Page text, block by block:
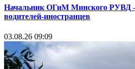
Начальник ОГиМ Минского РУВД
водителей-иностранцев
03.08.26 09:09